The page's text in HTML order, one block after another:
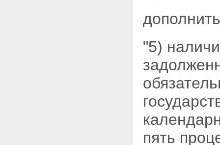
"5)
пять